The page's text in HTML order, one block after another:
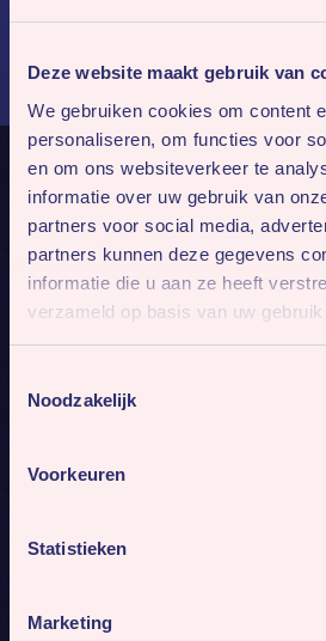
Deze website maakt gebruik van
We gebruiken cookies om content
personaliseren, om functies voor
en om ons websiteverkeer te
informatie over uw gebruik van
partners voor social media,
partners kunnen deze gegevens
informatie die u aan ze heeft
verzameld op basis van uw
Noodzakelijk
Voorkeuren
Statistieken
Marketing